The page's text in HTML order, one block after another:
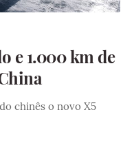
e 1.000 km de
chinês o novo X5